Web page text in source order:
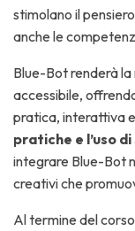
stimolano il
anche le
Blue-Bot renderà
accessibile,
pratica, interattiva
pratiche e l’uso
integrare Blue-Bot
creativi che
Al termine del